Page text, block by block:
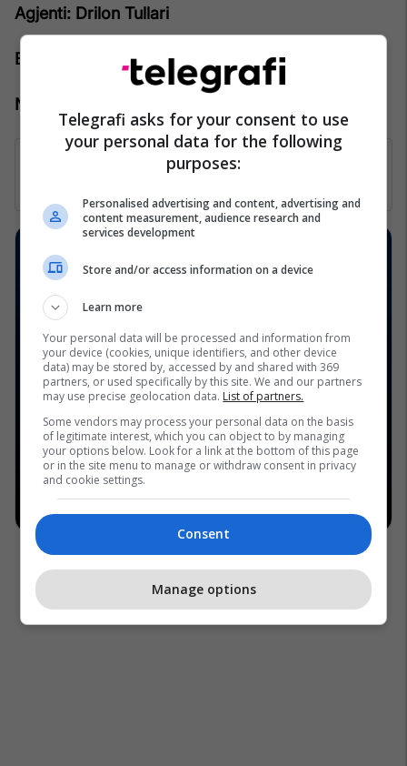
Agjenti: Drilon Tullari
Emaili: drilon.tullari@pro-rks.com
Numri i telefonit: +383 44 888 444
Telegrafi asks for your consent to use
your personal data for the following
purposes:
Personalised advertising and content, advertising and
content measurement, audience research and
services development
Store and/or access information on a device
Learn more
Your personal data will be processed and information from
your device (cookies, unique identifiers, and other device
data) may be stored by, accessed by and shared with 369
partners, or used specifically by this site. We and our partners
may use precise geolocation data. List of partners.
Some vendors may process your personal data on the basis
of legitimate interest, which you can object to by managing
your options below. Look for a link at the bottom of this page
or in the site menu to manage or withdraw consent in privacy
and cookie settings.
Consent
Manage options